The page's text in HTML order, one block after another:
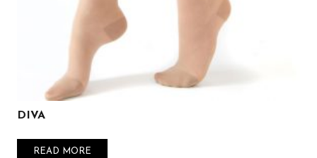
DIVA
READ MORE